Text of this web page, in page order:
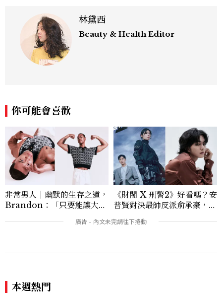
林黛西
Beauty & Health Editor
你可能會喜歡
非常男人｜幽默的生存之道，
Brandon：「只要能讓大家
讓敵人成為朋友。」
《財閥 X 刑警2》好看嗎？安
普賢對決最帥反派俞承豪，鄭
卡，用錢輾壓罪犯的陳利手回
本週熱門